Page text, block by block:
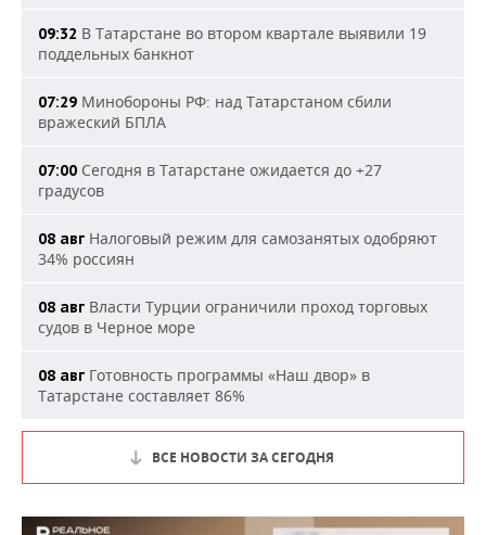
09:32 В Татарстане во втором квартале выявили 19
поддельных банкнот
07:29 Минобороны РФ: над Татарстаном сбили
вражеский БПЛА
07:00 Сегодня в Татарстане ожидается до +27
градусов
08 авг Налоговый режим для самозанятых одобряют
34% россиян
08 авг Власти Турции ограничили проход торговых
судов в Черное море
08 авг Готовность программы «Наш двор» в
Татарстане составляет 86%
ВСЕ НОВОСТИ ЗА СЕГОДНЯ